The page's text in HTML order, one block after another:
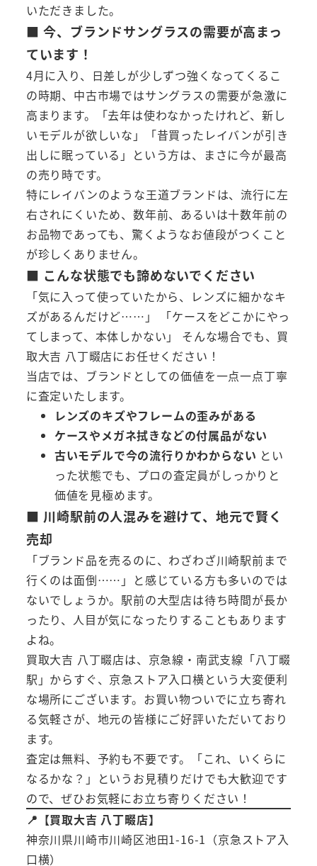
いただきました。
■ 今、ブランドサングラスの需要が高まっ
ています！
4月に入り、日差しが少しずつ強くなってくるこ
の時期、中古市場ではサングラスの需要が急激に
高まります。「去年は使わなかったけれど、新し
いモデルが欲しいな」「昔買ったレイバンが引き
出しに眠っている」という方は、まさに今が最高
の売り時です。
特にレイバンのような王道ブランドは、流行に左
右されにくいため、数年前、あるいは十数年前の
お品物であっても、驚くようなお値段がつくこと
が珍しくありません。
■ こんな状態でも諦めないでください
「気に入って使っていたから、レンズに細かなキ
ズがあるんだけど……」 「ケースをどこかにやっ
てしまって、本体しかない」 そんな場合でも、買
取大吉 八丁畷店にお任せください！
当店では、ブランドとしての価値を一点一点丁寧
に査定いたします。
レンズのキズやフレームの歪みがある
ケースやメガネ拭きなどの付属品がない
古いモデルで今の流行りかわからない とい
った状態でも、プロの査定員がしっかりと
価値を見極めます。
■ 川崎駅前の人混みを避けて、地元で賢く
売却
「ブランド品を売るのに、わざわざ川崎駅前まで
行くのは面倒……」と感じている方も多いのでは
ないでしょうか。駅前の大型店は待ち時間が長か
ったり、人目が気になったりすることもあります
よね。
買取大吉 八丁畷店は、京急線・南武支線「八丁畷
駅」からすぐ、京急ストア入口横という大変便利
な場所にございます。お買い物ついでに立ち寄れ
る気軽さが、地元の皆様にご好評いただいており
ます。
査定は無料、予約も不要です。「これ、いくらに
なるかな？」というお見積りだけでも大歓迎です
ので、ぜひお気軽にお立ち寄りください！
📍【買取大吉 八丁畷店】
神奈川県川崎市川崎区池田1-16-1（京急ストア入
口横）